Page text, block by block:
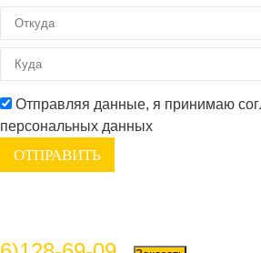
Отправляя данные, я принимаю
персональных данных